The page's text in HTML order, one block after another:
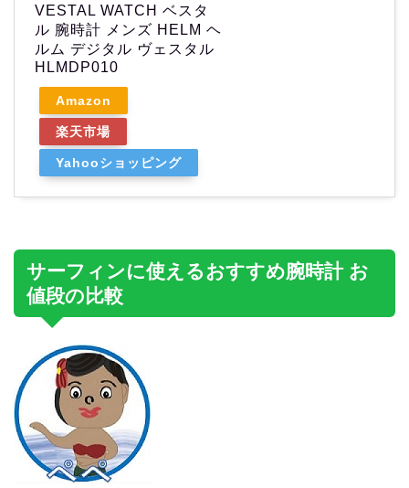
VESTAL WATCH ベスタ
ル 腕時計 メンズ HELM ヘ
ルム デジタル ヴェスタル
HLMDP010
Amazon
楽天市場
Yahooショッピング
サーフィンに使えるおすすめ腕時計 お
値段の比較